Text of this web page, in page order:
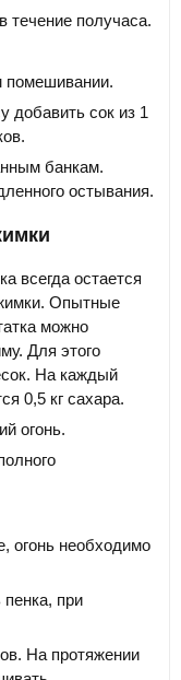
течение получаса.
помешивании.
добавить сок из 1
банкам.
остывания.
всегда остается
Опытные
можно
Для этого
На каждый
0,5 кг сахара.
огонь.
огонь необходимо
при
На протяжении